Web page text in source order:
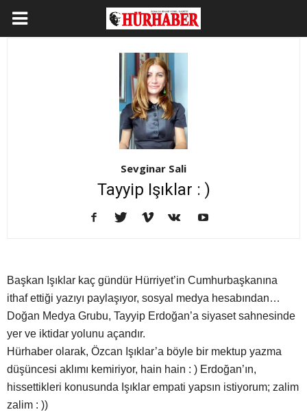
Sevginar Sali
Tayyip Işıklar : )
Başkan Işıklar kaç gündür Hürriyet’in Cumhurbaşkanına
ithaf ettiği yazıyı paylaşıyor, sosyal medya hesabından…
Doğan Medya Grubu, Tayyip Erdoğan’a siyaset sahnesinde
yer ve iktidar yolunu açandır.
Hürhaber olarak, Özcan Işıklar’a böyle bir mektup yazma
düşüncesi aklımı kemiriyor, hain hain : ) Erdoğan’ın,
hissettikleri konusunda Işıklar empati yapsın istiyorum; zalim
zalim : ))